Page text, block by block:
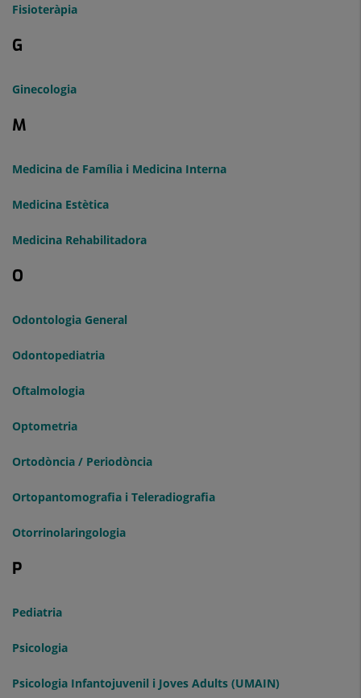
Fisioteràpia
G
Ginecologia
M
Medicina de Família i Medicina Interna
Medicina Estètica
Medicina Rehabilitadora
O
Odontologia General
Odontopediatria
Oftalmologia
Optometria
Ortodòncia / Periodòncia
Ortopantomografia i Teleradiografia
Otorrinolaringologia
P
Pediatria
Psicologia
Psicologia Infantojuvenil i Joves Adults (UMAIN)